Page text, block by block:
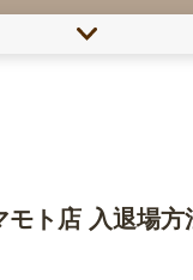
モト店 入退場方